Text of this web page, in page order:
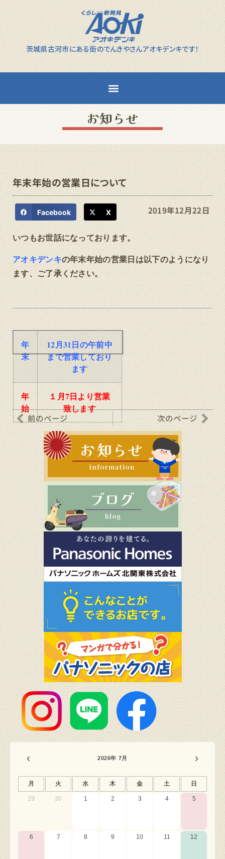
茨城県古河市にある街のでんきやさんアオキデンキです！
お知らせ
年末年始の営業日について
Facebook X 2019年12月22日
いつもお世話になっております。
アオキデンキの年末年始の営業日は以下のようになり
ます、ご了承ください。
年
末
12月31日の午前中
まで営業しており
ます
年
始
１月7日より営業
致します
前のページ 次のページ
‹ 2026年 7月 ›
月 火 水 木 金 土 日
29 30 1 2 3 4 5
6 7 8 9 10 11 12